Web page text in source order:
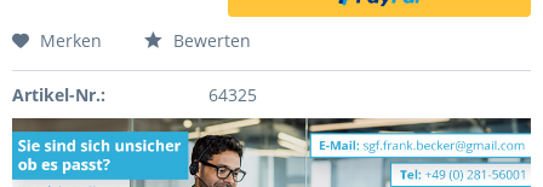
Merken Bewerten
Artikel-Nr.: 64325